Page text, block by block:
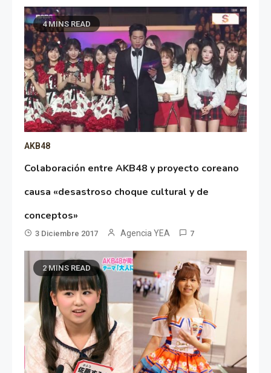
4 MINS READ
AKB48
Colaboración entre AKB48 y proyecto coreano
causa «desastroso choque cultural y de
conceptos»
3 Diciembre 2017 Agencia YEA 7
2 MINS READ